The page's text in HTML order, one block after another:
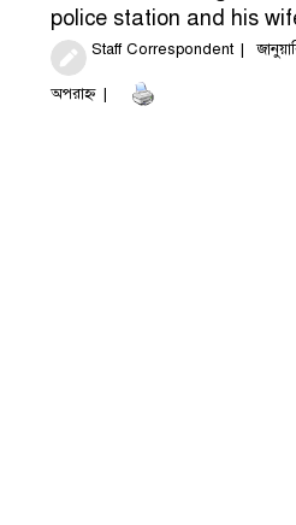
police station and his
Staff Correspondent
অপরাহ্ণ